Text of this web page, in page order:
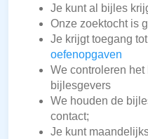
Je kunt al bijles
Onze zoektocht is
Je krijgt toegang
oefenopgaven
We controleren
bijlesgevers
We houden de
contact;
Je kunt